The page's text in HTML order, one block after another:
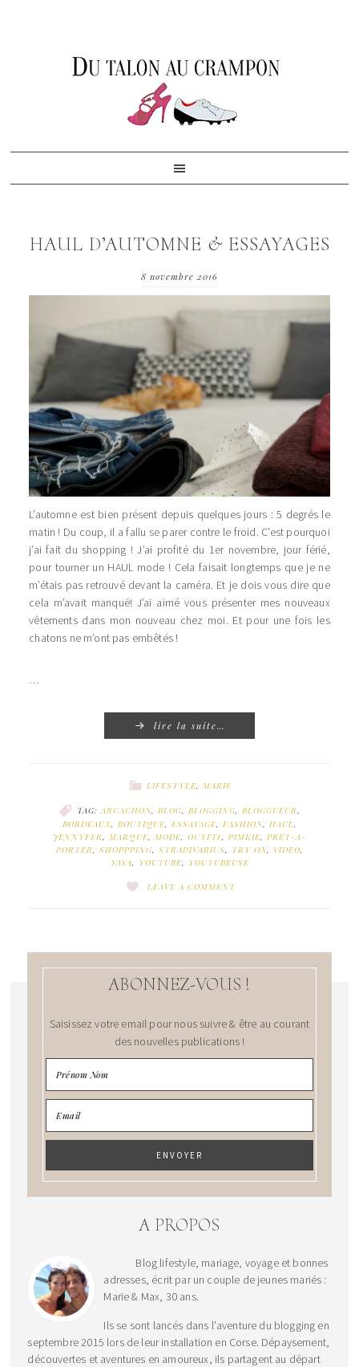
HAUL D’AUTOMNE & ESSAYAGES
8 novembre 2016
L’automne est bien présent depuis quelques jours : 5 degrés le
matin ! Du coup, il a fallu se parer contre le froid. C’est pourquoi
j’ai fait du shopping ! J’ai profité du 1er novembre, jour férié,
pour tourner un HAUL mode ! Cela faisait longtemps que je ne
m’étais pas retrouvé devant la caméra. Et je dois vous dire que
cela m’avait manqué! J’ai aimé vous présenter mes nouveaux
vêtements dans mon nouveau chez moi. Et pour une fois les
chatons ne m’ont pas embêtés !
…
lire la suite…
LIFESTYLE, MARIE
TAG: ARCACHON, BLOG BLOGGING BLOGGUEUR
BORDEAUX, BOUTIQUE, ESSAYAGE, FASHION, HAUL
JENNYFER
MARQUE MODE OUTFIT PIMKIE PRÊT-A-
PORTER
SHOPPPING, STRADIVARIUS TRY ON, VIDEO
YAYA
YOUTUBE, YOUTUBEUSE
LEAVE A COMMENT
ABONNEZ-VOUS !
Saisissez votre email pour nous suivre & être au courant
des nouvelles publications !
A PROPOS
Blog lifestyle, mariage, voyage et bonnes
adresses, écrit par un couple de jeunes mariés :
Marie & Max, 30 ans.
Ils se sont lancés dans l'aventure du blogging en
septembre 2015 lors de leur installation en Corse. Dépaysement,
découvertes et aventures en amoureux, ils partagent au départ